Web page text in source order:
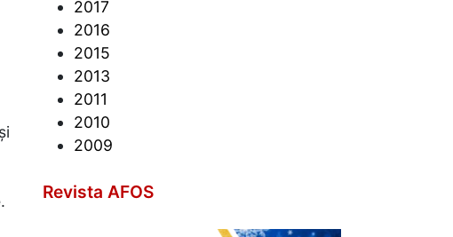
2017
2016
2015
2013
2011
2010
2009
Revista AFOS